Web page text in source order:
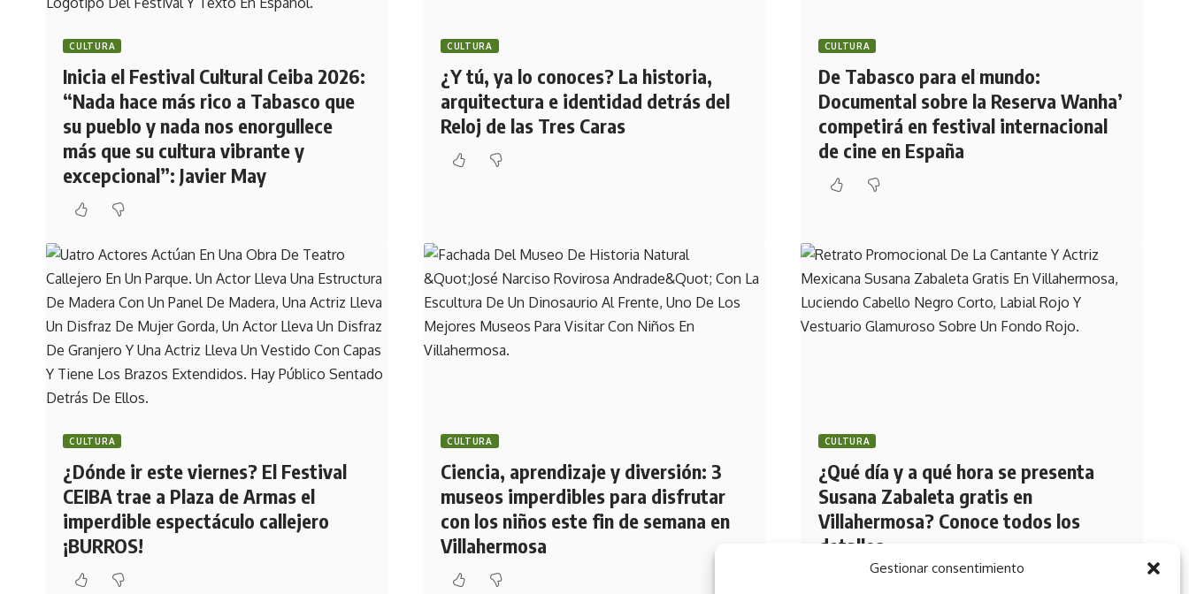
Gestionar consentimiento
CULTURA
Inicia el Festival Cultural Ceiba 2026:
“Nada hace más rico a Tabasco que
su pueblo y nada nos enorgullece
más que su cultura vibrante y
excepcional”: Javier May
CULTURA
¿Y tú, ya lo conoces? La historia,
arquitectura e identidad detrás del
Reloj de las Tres Caras
CULTURA
De Tabasco para el mundo:
Documental sobre la Reserva Wanha’
competirá en festival internacional
de cine en España
CULTURA
¿Dónde ir este viernes? El Festival
CEIBA trae a Plaza de Armas el
imperdible espectáculo callejero
¡BURROS!
CULTURA
Ciencia, aprendizaje y diversión: 3
museos imperdibles para disfrutar
con los niños este fin de semana en
Villahermosa
CULTURA
¿Qué día y a qué hora se presenta
Susana Zabaleta gratis en
Villahermosa? Conoce todos los
detalles